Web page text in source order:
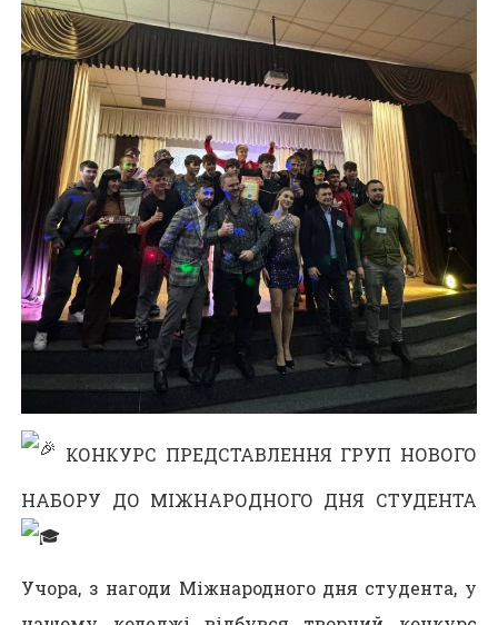
КОНКУРС ПРЕДСТАВЛЕННЯ ГРУП НОВОГО
НАБОРУ ДО МІЖНАРОДНОГО ДНЯ СТУДЕНТА
Учора, з нагоди Міжнародного дня студента, у